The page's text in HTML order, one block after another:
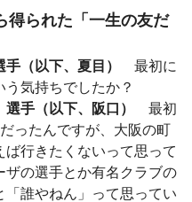
得られた「一生の友だ
手（以下、夏目）
最初に
気持ちでしたか？
手（以下、阪口）
最初
ったんですが、大阪の町
行きたくないって思って
ザの選手とか有名クラブの
誰やねん」って思ってい